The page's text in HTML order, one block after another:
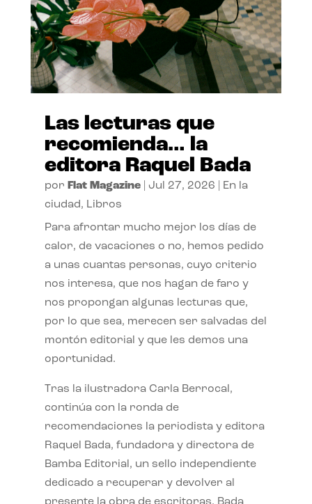
Las lecturas que
recomienda… la
editora Raquel Bada
por Flat Magazine| Jul 27, 2026
En la
ciudad, Libros
Para afrontar mucho mejor los días de
calor, de vacaciones o no, hemos pedido
a unas cuantas personas, cuyo criterio
nos interesa, que nos hagan de faro y
nos propongan algunas lecturas que,
por lo que sea, merecen ser salvadas del
montón editorial y que les demos una
oportunidad.
Tras la ilustradora Carla Berrocal,
continúa con la ronda de
recomendaciones la periodista y editora
Raquel Bada, fundadora y directora de
Bamba Editorial, un sello independiente
dedicado a recuperar y devolver al